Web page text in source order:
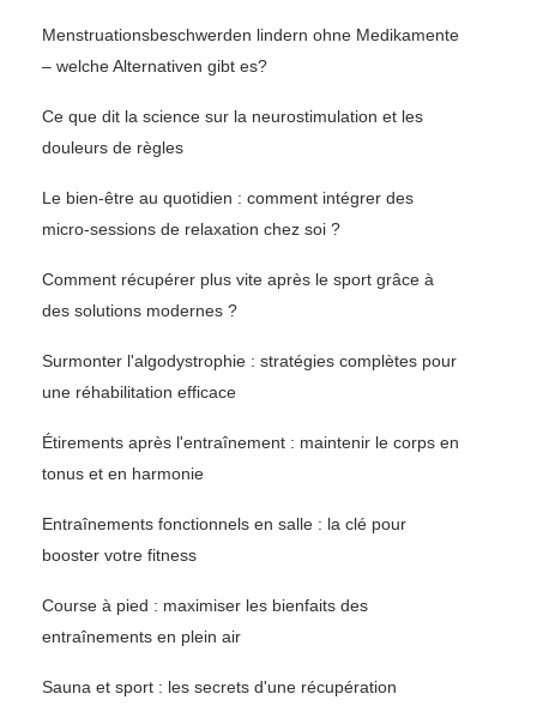
Menstruationsbeschwerden lindern ohne Medikamente
– welche Alternativen gibt es?
Ce que dit la science sur la neurostimulation et les
douleurs de règles
Le bien-être au quotidien : comment intégrer des
micro-sessions de relaxation chez soi ?
Comment récupérer plus vite après le sport grâce à
des solutions modernes ?
Surmonter l'algodystrophie : stratégies complètes pour
une réhabilitation efficace
Étirements après l'entraînement : maintenir le corps en
tonus et en harmonie
Entraînements fonctionnels en salle : la clé pour
booster votre fitness
Course à pied : maximiser les bienfaits des
entraînements en plein air
Sauna et sport : les secrets d'une récupération